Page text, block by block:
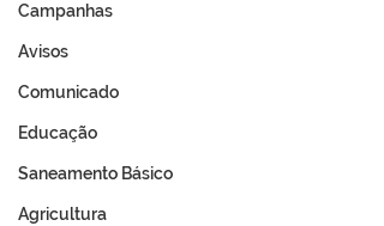
Campanhas
Avisos
Comunicado
Educação
Saneamento Básico
Agricultura